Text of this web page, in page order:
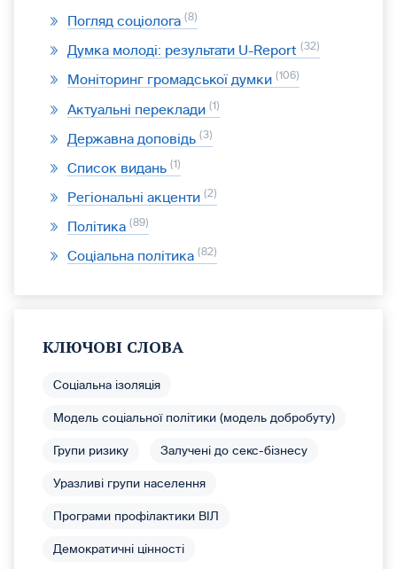
Погляд соціолога 8
Думка молоді: результати U-Report 32
Моніторинг громадської думки 106
Актуальні переклади 1
Державна доповідь 3
Список видань 1
Регіональні акценти 2
Політика 89
Соціальна політика 82
КЛЮЧОВІ СЛОВА
Соціальна ізоляція
Модель соціальної політики (модель добробуту)
Групи ризику Залучені до секс-бізнесу
Уразливі групи населення
Програми профілактики ВІЛ
Демократичні цінності